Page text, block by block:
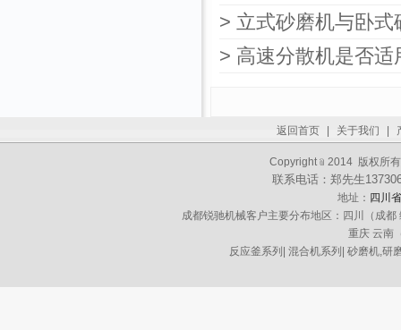
> 立式砂磨机与卧
> 高速分散机是否
返回首页 关于我们
Copyright﹫2014 版权所
联系电话：郑先生
地址： 四川
成都锐驰机械客户主要分布地区：四川（成
重庆 云南
反应釜系列
混合机系列 砂磨机,研